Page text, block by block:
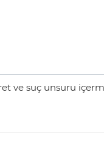
ve suç unsuru